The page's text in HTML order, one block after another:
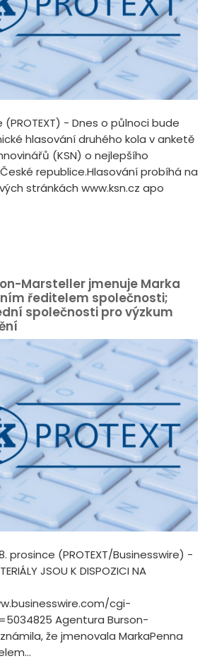
(PROTEXT) - Dnes o půlnoci bude
hlasování druhého kola v anketě
(KSN) o nejlepšího
republice.Hlasování probíhá na
stránkách www.ksn.cz apo
Marsteller jmenuje Marka
ředitelem společnosti;
společnosti pro výzkum
prosince (PROTEXT/Businesswire) -
JSOU K DISPOZICI NA
cgi-
Agentura Burson-
že jmenovala MarkaPenna